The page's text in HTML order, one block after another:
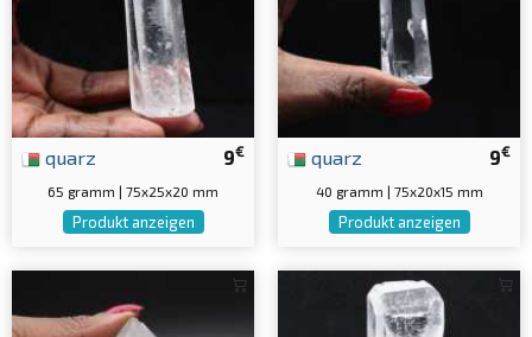
9€
quarz
65 gramm | 75x25x20 mm
Produkt anzeigen
9€
quarz
40 gramm | 75x20x15 mm
Produkt anzeigen